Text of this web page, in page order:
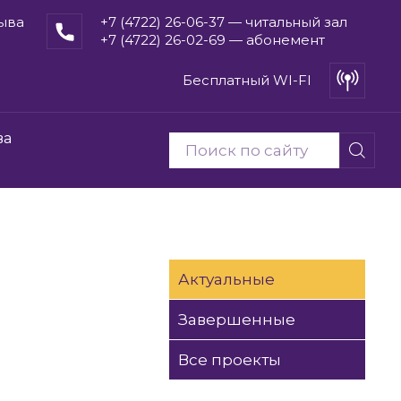
+7 (4722) 26-06-37 — читальный зал
+7 (4722) 26-02-69 — абонемент
Бесплатный WI-FI
Актуальные
Завершенные
Все проекты